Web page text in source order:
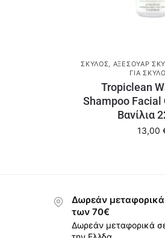
ΣΚΎΛΟΣ, ΑΞΕΣΟΥΆΡ
ΓΙΑ
Tropiclean
Shampoo Facial
Βανίλια
13,00
Δωρεάν
των 70€
Δωρεάν μεταφορικά